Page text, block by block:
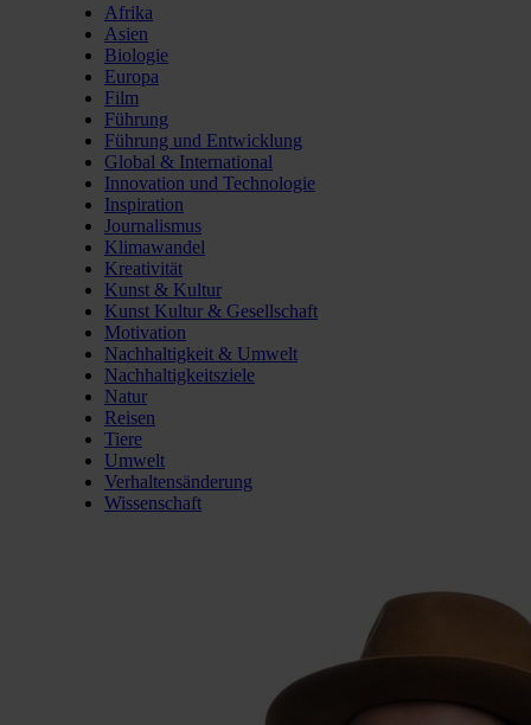
Afrika
Asien
Biologie
Europa
Film
Führung
Führung und Entwicklung
Global & International
Innovation und Technologie
Inspiration
Journalismus
Klimawandel
Kreativität
Kunst & Kultur
Kunst Kultur & Gesellschaft
Motivation
Nachhaltigkeit & Umwelt
Nachhaltigkeitsziele
Natur
Reisen
Tiere
Umwelt
Verhaltensänderung
Wissenschaft